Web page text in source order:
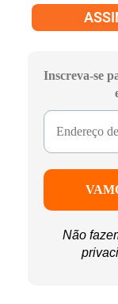
Inscreva-se
Não